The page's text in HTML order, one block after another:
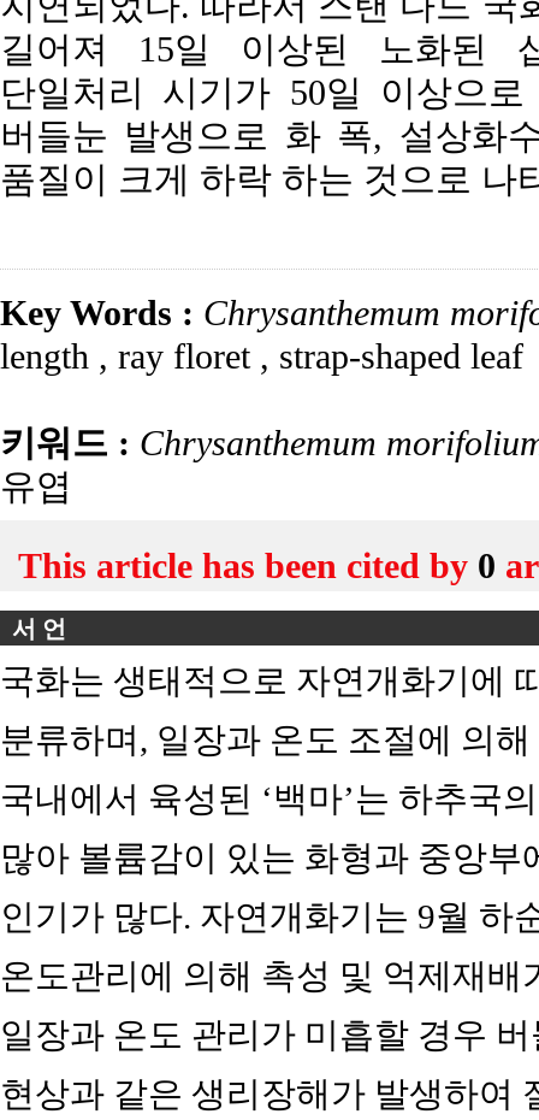
길어져 15일 이상된 노화된
단일처리 시기가 50일 이상으
버들눈 발생으로 화 폭, 설상화
품질이 크게 하락 하는 것으로 나
Key Words : Chrysanthemum
length , ray floret , strap-shaped leaf
키워드 : Chrysanthemum
유엽
This article has been cited by 0
서 언
국화는 생태적으로 자연개화기에
분류하며, 일장과 온도 조절에 의
국내에서 육성된 ‘백마’는 하추국
많아 볼륨감이 있는 화형과 중앙
인기가 많다. 자연개화기는 9월 하
온도관리에 의해 촉성 및 억제재배
일장과 온도 관리가 미흡할 경우
현상과 같은 생리장해가 발생하여